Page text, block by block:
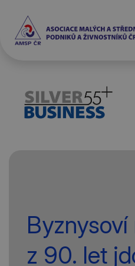
z 90. let